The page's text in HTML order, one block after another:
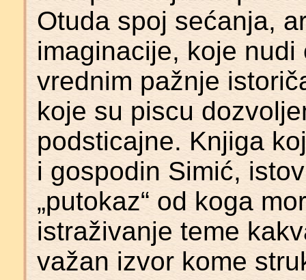
Otuda spoj sećanja,
imaginacije, koje
vrednim pažnje
koje su piscu
podsticajne. Knjiga
i gospodin Simić,
„putokaz“ od koga
istraživanje teme
važan izvor kome